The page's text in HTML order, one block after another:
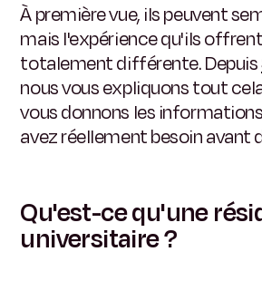
À première vue, ils peuvent
mais l'expérience qu'ils
totalement différente. Depuis
nous vous expliquons tout
vous donnons les
avez réellement besoin avant
Qu'est-ce qu'une
universitaire ?